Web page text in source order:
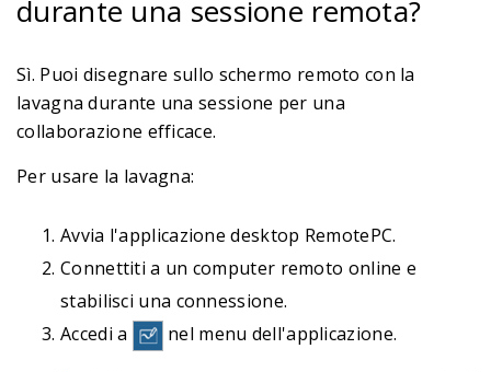
durante una sessione remota?
Sì. Puoi disegnare sullo schermo remoto con la
lavagna durante una sessione per una
collaborazione efficace.
Per usare la lavagna:
Avvia l'applicazione desktop RemotePC.
Connettiti a un computer remoto online e
stabilisci una connessione.
Accedi a
nel menu dell'applicazione.